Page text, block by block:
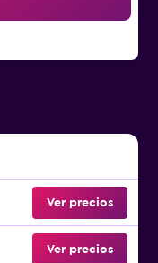
Ver precios
Ver precios